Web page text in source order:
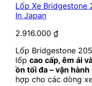
Lốp Xe Bridgestone
In Japan
2.916.000 ₫
Lốp Bridgestone
lốp cao cấp, êm ái
ồn tối đa – vận
hợp cho các dòng